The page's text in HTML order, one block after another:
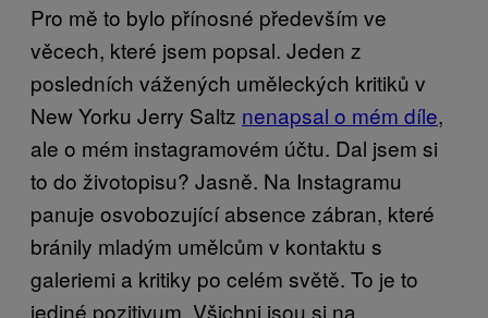
Pro mě to bylo přínosné především ve
věcech, které jsem popsal. Jeden z
posledních vážených uměleckých kritiků v
New Yorku Jerry Saltz nenapsal o mém díle,
ale o mém instagramovém účtu. Dal jsem si
to do životopisu? Jasně. Na Instagramu
panuje osvobozující absence zábran, které
bránily mladým umělcům v kontaktu s
galeriemi a kritiky po celém světě. To je to
jediné pozitivum. Všichni jsou si na